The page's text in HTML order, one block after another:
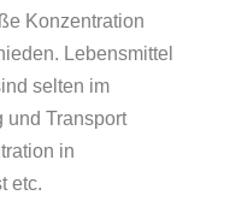
Konzentration
Lebensmittel
selten im
und Transport
in
etc.